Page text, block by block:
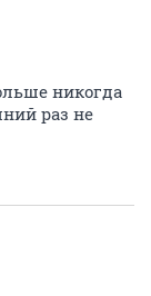
никогда
раз не